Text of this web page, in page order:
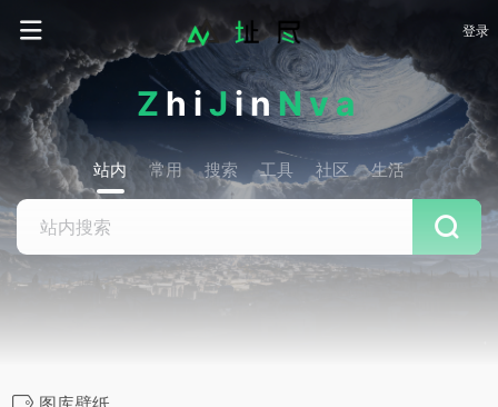
登录
ZhiJinNva
站内 常用 搜索 工具 社区 生活